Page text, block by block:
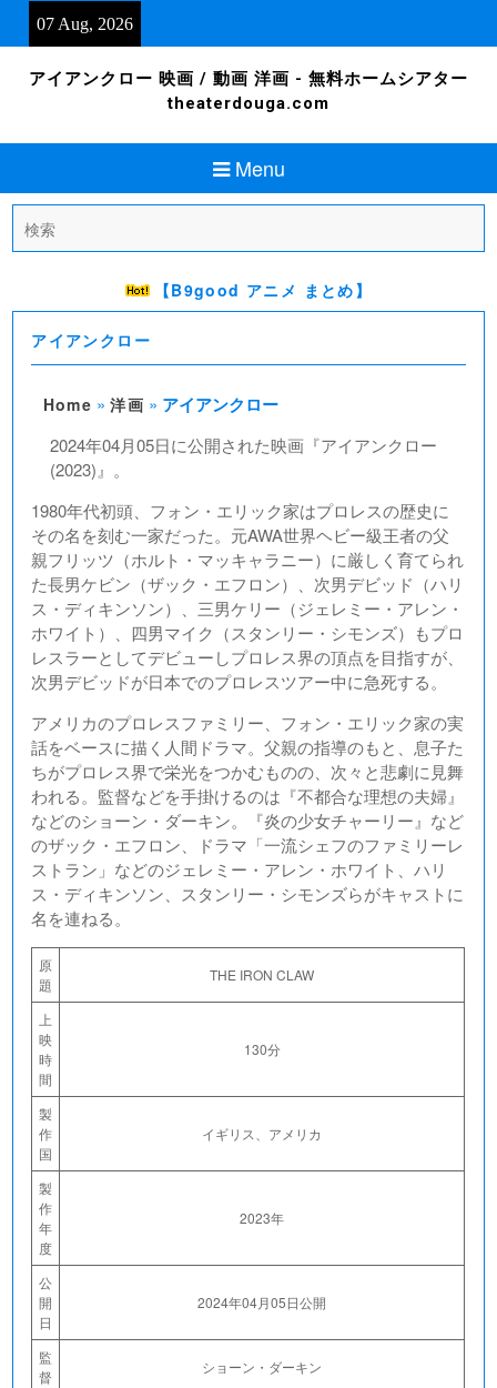
07 Aug, 2026
アイアンクロー 映画 / 動画 洋画 - 無料ホームシアター
theaterdouga.com
Menu
for:
【B9good アニメ まとめ】
アイアンクロー
Home »洋画 » アイアンクロー
2024年04月05日に公開された映画『アイアンクロー
(2023)』。
1980年代初頭、フォン・エリック家はプロレスの歴史に
その名を刻む一家だった。元AWA世界ヘビー級王者の父
親フリッツ（ホルト・マッキャラニー）に厳しく育てられ
た長男ケビン（ザック・エフロン）、次男デビッド（ハリ
ス・ディキンソン）、三男ケリー（ジェレミー・アレン・
ホワイト）、四男マイク（スタンリー・シモンズ）もプロ
レスラーとしてデビューしプロレス界の頂点を目指すが、
次男デビッドが日本でのプロレスツアー中に急死する。
アメリカのプロレスファミリー、フォン・エリック家の実
話をベースに描く人間ドラマ。父親の指導のもと、息子た
ちがプロレス界で栄光をつかむものの、次々と悲劇に見舞
われる。監督などを手掛けるのは『不都合な理想の夫婦』
などのショーン・ダーキン。『炎の少女チャーリー』など
のザック・エフロン、ドラマ「一流シェフのファミリーレ
ストラン」などのジェレミー・アレン・ホワイト、ハリ
ス・ディキンソン、スタンリー・シモンズらがキャストに
名を連ねる。
原
題
THE IRON CLAW
上
映
時
間
130分
製
作
国
イギリス、アメリカ
製
作
年
度
2023年
公
開
日
2024年04月05日公開
監
督
ショーン・ダーキン